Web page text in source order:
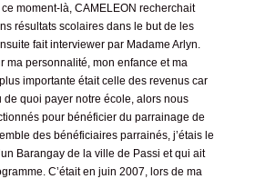
moment-là, CAMELEON recherchait
résultats scolaires dans le but de les
fait interviewer par Madame Arlyn.
ma personnalité, mon enfance et ma
importante était celle des revenus car
de quoi payer notre école, alors nous
pour bénéficier du parrainage de
des bénéficiaires parrainés, j’étais le
Barangay de la ville de Passi et qui ait
C’était en juin 2007, lors de ma